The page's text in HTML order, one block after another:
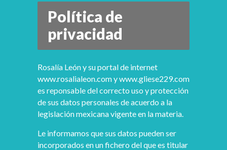
Política de
privacidad
Rosalía León y su portal de internet
www.rosalialeon.com y www.gliese229.com
es reponsable del correcto uso y protección
de sus datos personales de acuerdo a la
legislación mexicana vigente en la materia.
Le informamos que sus datos pueden ser
incorporados en un fichero del que es titular